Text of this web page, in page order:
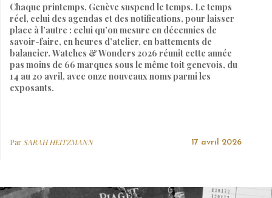
Chaque printemps, Genève suspend le temps. Le temps
réel, celui des agendas et des notifications, pour laisser
place à l’autre : celui qu’on mesure en décennies de
savoir-faire, en heures d’atelier, en battements de
balancier. Watches & Wonders 2026 réunit cette année
pas moins de 66 marques sous le même toit genevois, du
14 au 20 avril, avec onze nouveaux noms parmi les
exposants.
Par SARAH HEITZMANN 17 avril 2026